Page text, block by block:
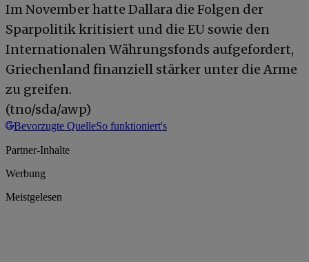
Im November hatte Dallara die Folgen der
Sparpolitik kritisiert und die EU sowie den
Internationalen Währungsfonds aufgefordert,
Griechenland finanziell stärker unter die Arme
zu greifen.
(tno/sda/awp)
Bevorzugte QuelleSo funktioniert's
Partner-Inhalte
Werbung
Meistgelesen